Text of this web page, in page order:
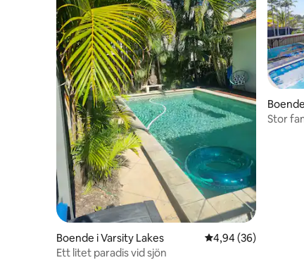
Boende i Varsity Lakes 4,94 av 5 i
4,94 (36)
Ett litet paradis vid sjön
Stor